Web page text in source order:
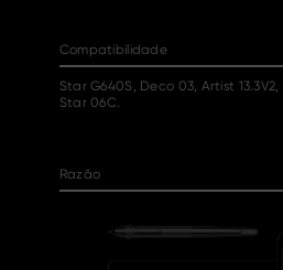
Compatibilidade
Star G640S, Deco 03, Artist 13.3V2,
Star 06C.
Razão